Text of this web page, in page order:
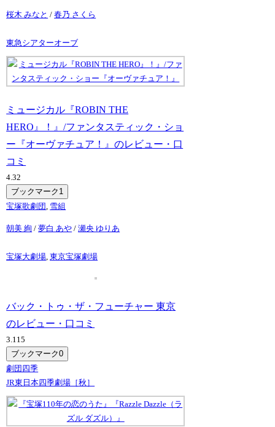
桜木 みなと /春乃 さくら
東急シアターオーブ
ミュージカル『ROBIN THE
HERO』！』/ファンタスティック・ショ
ー『オーヴァチュア！』のレビュー・口
コミ
4.32
ブックマーク 1
宝塚歌劇団 雪組
朝美 絢 /夢白 あや /瀬央 ゆりあ
宝塚大劇場,東京宝塚劇場
バック・トゥ・ザ・フューチャー 東京
のレビュー・口コミ
3.115
ブックマーク0
劇団四季
JR東日本四季劇場［秋］